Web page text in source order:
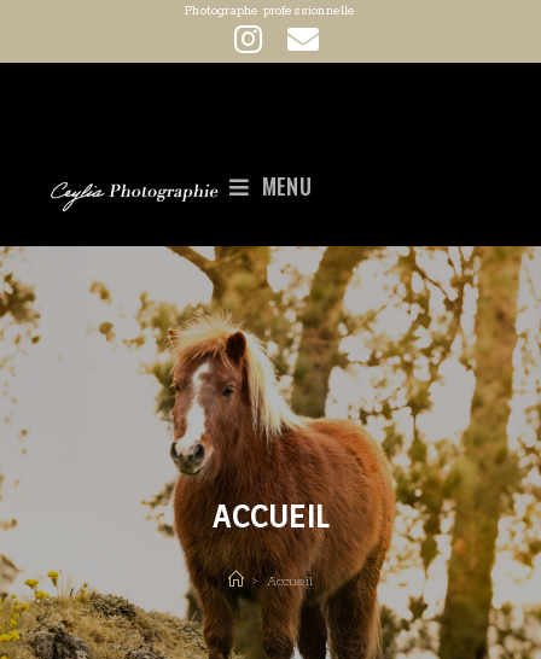
Photographe professionnelle
MENU
ACCUEIL
> Accueil